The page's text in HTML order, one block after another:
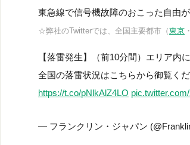
東急線で信号機故障のおこった自由
☆弊社のTwitterでは、全国主要都市（東京 ・
【落雷発生】（前10分間）エリア内
全国の落雷状況はこちらから御覧くだ
https://t.co/pNlkAlZ4LO
— フランクリン・ジャパン